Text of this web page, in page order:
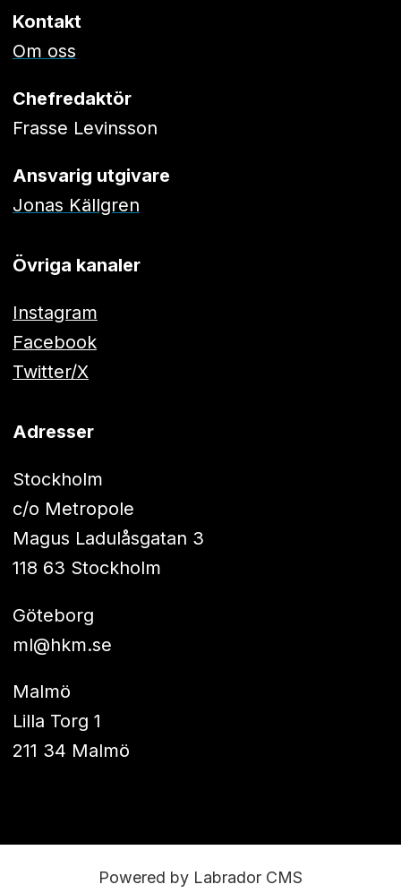
Kontakt
Om oss
Chefredaktör
Frasse Levinsson
Ansvarig utgivare
Jonas Källgren
Övriga kanaler
Instagram
Facebook
Twitter/X
Adresser
Stockholm
c/o Metropole
Magus Ladulåsgatan 3
118 63 Stockholm
Göteborg
ml@hkm.se
Malmö
Lilla Torg 1
211 34 Malmö
Powered by Labrador CMS